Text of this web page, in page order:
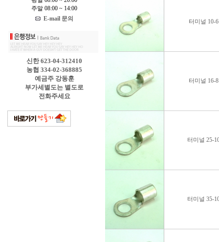
주말 08:00 ~ 14:00
E-mail 문의
신한 623-04-312410
농협 334-02-368885
예금주 강동훈
부가세별도는 별도로
전화주세요
터미널 10-6
터미널 16-8
터미널 25-
터미널 35-